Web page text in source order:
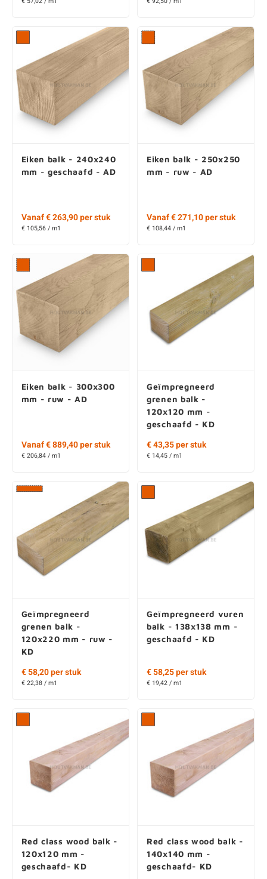
Eiken balk - 240x240
mm - geschaafd - AD
Vanaf € 263,90 per stuk
€ 105,56 / m1
Eiken balk - 250x250
mm - ruw - AD
Vanaf € 271,10 per stuk
€ 108,44 / m1
Eiken balk - 300x300
mm - ruw - AD
Vanaf € 889,40 per stuk
€ 206,84 / m1
Geïmpregneerd
grenen balk -
120x120 mm -
geschaafd - KD
€ 43,35 per stuk
€ 14,45 / m1
Geïmpregneerd
grenen balk -
120x220 mm - ruw -
KD
€ 58,20 per stuk
€ 22,38 / m1
Geïmpregneerd vuren
balk - 138x138 mm -
geschaafd - KD
€ 58,25 per stuk
€ 19,42 / m1
Red class wood balk -
120x120 mm -
geschaafd- KD
Red class wood balk -
140x140 mm -
geschaafd- KD